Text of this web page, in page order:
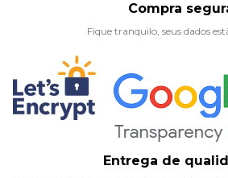
Compra
Fique tranquilo, seus dados
Entrega de